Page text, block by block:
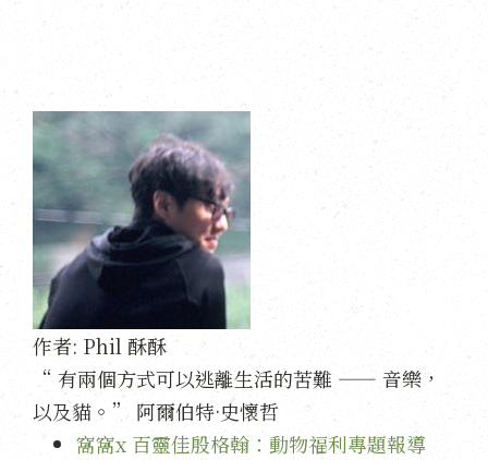
作者: Phil 酥酥
“ 有兩個方式可以逃離生活的苦難 —— 音樂，
以及貓。” 阿爾伯特·史懷哲
窩窩x 百靈佳殷格翰：動物福利專題報導